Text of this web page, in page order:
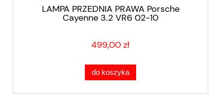
LAMPA PRZEDNIA PRAWA Porsche
Cayenne 3.2 VR6 02-10
499,00 zł
do koszyka